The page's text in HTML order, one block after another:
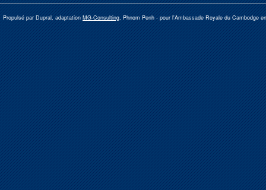
Propulsé par Dupral, adaptation MG-Consulting, Phnom Penh - pour l'Ambassade Royale du Cambodge